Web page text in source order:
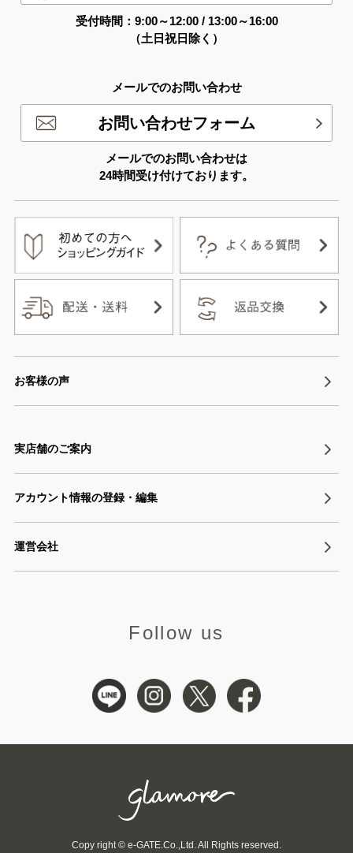
受付時間：9:00～12:00 / 13:00～16:00
（土日祝日除く）
メールでのお問い合わせ
お問い合わせフォーム
メールでのお問い合わせは
24時間受け付けております。
お客様の声
実店舗のご案内
アカウント情報の登録・編集
運営会社
Follow us
Copy right © e-GATE.Co.,Ltd. All Rights reserved.